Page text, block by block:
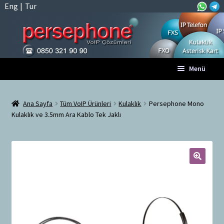
Eng | Tur
Menü
Tüm VoIP Ürünleri
t
m
e
Hesabım
Ana Sayfa Tüm VoIP Ürünleri Kulaklık
Persephone Mono
Kulaklık ve 3.5mm Ara Kablo Tek Jaklı